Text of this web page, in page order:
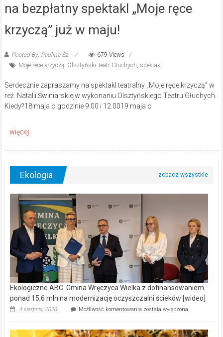
na bezpłatny spektakl „Moje ręce
krzyczą” już w maju!
Posted By: Paulina Sz.
679 Views
Moje ręce krzyczą, Olsztyński Teatr Głuchych spektakl
Serdecznie zapraszamy na spektakl teatralny „Moje ręce krzyczą” w
reż. Natalii Świniarskiejw wykonaniu Olsztyńskiego Teatru Głuchych.
Kiedy?18 maja o godzinie 9.00 i 12.0019 maja o
Ekologia
Ekologiczne ABC. Gmina Wręczyca Wielka z dofinansowaniem
ponad 15,6 mln na modernizację oczyszczalni ścieków [wideo]
4 sierpnia, 2026 Możliwość komentowania Ekologiczne
Wręczyca
została wyłączona